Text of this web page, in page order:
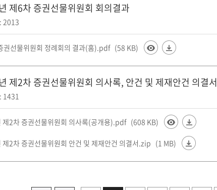
제6차 증권선물위원회 회의결과
2013
권선물위원회 정례회의 결과(홈).pdf (58 KB)
제2차 증권선물위원회 의사록, 안건 및 제재안건 의결서
1431
2차 증권선물위원회 의사록(공개용).pdf (608 KB)
2차 증권선물위원회 안건 및 제재안건 의결서.zip (1 MB)